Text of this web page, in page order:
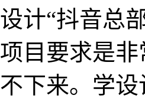
计“抖音总
目要求是
下来。学